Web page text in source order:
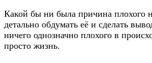
Какой бы ни была причина плохого
детально обдумать её и сделать
ничего однозначно плохого в
просто жизнь.